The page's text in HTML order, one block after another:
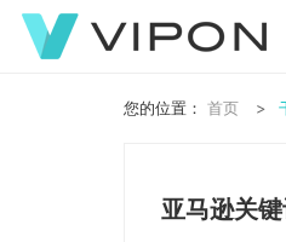
您的位置： 首页
亚马逊关